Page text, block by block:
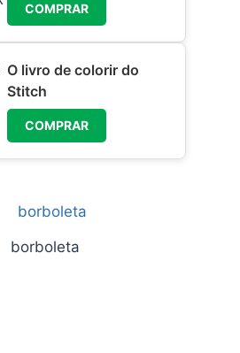
COMPRAR
O livro de colorir do
Stitch
COMPRAR
borboleta